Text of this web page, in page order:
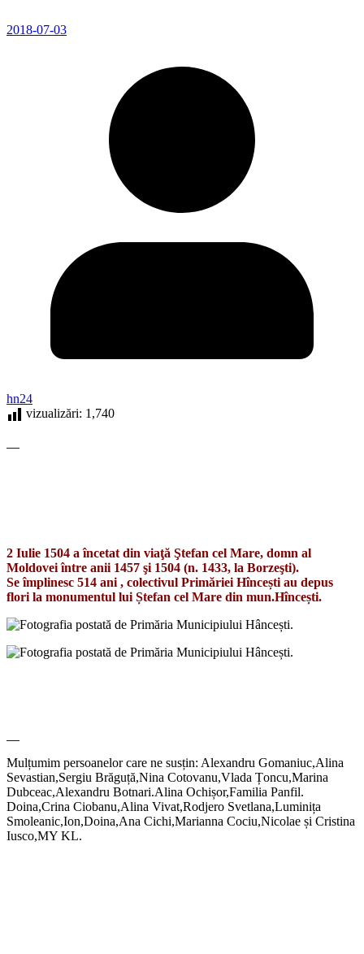
2018-07-03
hn24
vizualizări: 1,740
2 Iulie 1504 a încetat din viaţă Ştefan cel Mare, domn al
Moldovei între anii 1457 şi 1504 (n. 1433, la Borzeşti).
Se împlinesc 514 ani , colectivul Primăriei Hîncești au depus
flori la monumentul lui Ștefan cel Mare din mun.Hîncești.
Mulțumim persoanelor care ne susțin: Alexandru Gomaniuc,Alina
Sevastian,Sergiu Brăguță,Nina Cotovanu,Vlada Țoncu,Marina
Dubceac,Alexandru Botnari.Alina Ochișor,Familia Panfil.
Doina,Crina Ciobanu,Alina Vivat,Rodjero Svetlana,Luminița
Smoleanic,Ion,Doina,Ana Cichi,Marianna Cociu,Nicolae și Cristina
Iusco,MY KL.